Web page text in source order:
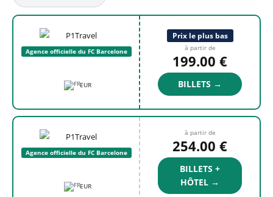
Agence officielle du FC Barcelone
EUR
Prix le plus bas
à partir de
199.00 €
BILLETS →
Agence officielle du FC Barcelone
EUR
à partir de
254.00 €
BILLETS +
HÔTEL →